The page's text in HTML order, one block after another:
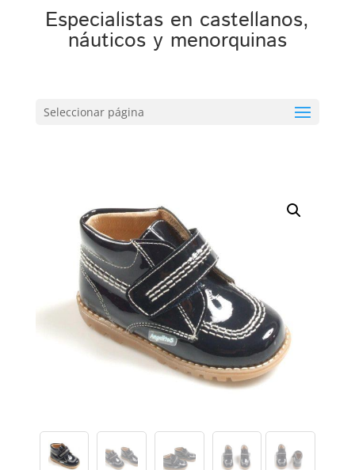
Especialistas en castellanos,
náuticos y menorquinas
Seleccionar página